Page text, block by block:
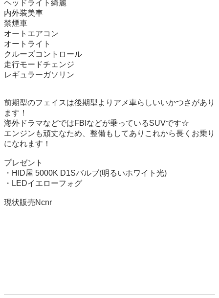
ヘッドライト綺麗
内外装美車
禁煙車
オートエアコン
オートライト
クルーズコントロール
走行モードチェンジ
レギュラーガソリン
前期型のフェイスは後期型よりアメ車らしいいかつさがあり
ます！
海外ドラマなどではFBIなどが乗っているSUVです☆
エンジンも頑丈なため、整備もしてありこれから長くお乗り
になれます！
プレゼント
・HID屋 5000K D1Sバルブ(明るいホワイト光)
・LEDイエローフォグ
現状販売Ncnr